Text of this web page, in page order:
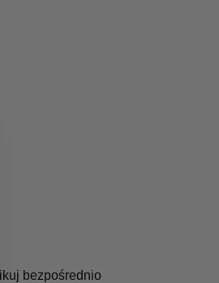
bezpośrednio